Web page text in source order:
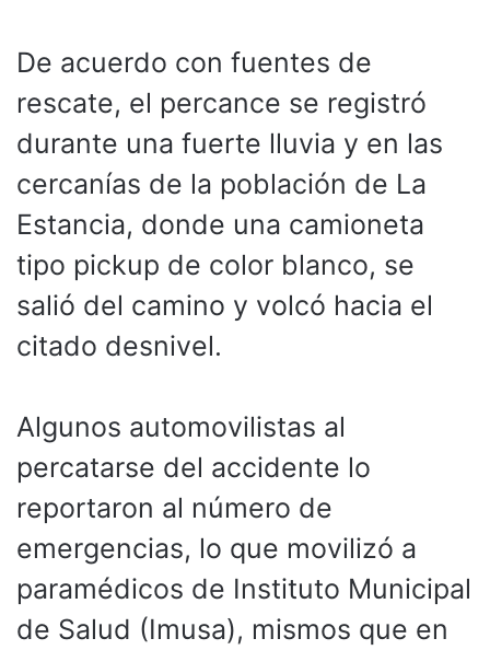
De acuerdo con fuentes de
rescate, el percance se registró
durante una fuerte lluvia y en las
cercanías de la población de La
Estancia, donde una camioneta
tipo pickup de color blanco, se
salió del camino y volcó hacia el
citado desnivel.
Algunos automovilistas al
percatarse del accidente lo
reportaron al número de
emergencias, lo que movilizó a
paramédicos de Instituto Municipal
de Salud (Imusa), mismos que en